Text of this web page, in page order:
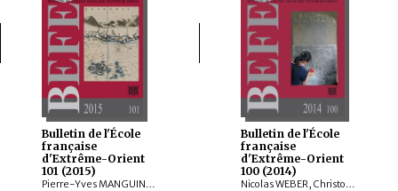
Bulletin de l'École
française
d'Extrême-Orient
101 (2015)
Pierre-Yves MANGUIN, Claudine SALMON , Paola CALANCA, Martin POLKINGHORNE, Amandine LEPOUTRE, Gregory SCHOPEN, Christine LORRE, Janet G. DOUGLAS, Federico CARO, GOH GEOK YIAN , Judith CAMERON, AGUSTIJANTO INDRAJAYA, Angela SCHOTTENHAMMER, CHENG Weichung, BASKORO D. TJAHJONO, Véronique DEGROOT
Bulletin de l'École
française
d'Extrême-Orient
100 (2014)
Nicolas WEBER, Christophe POTTIER, Michela BUSSOTTI, Dominic GOODALL, Michel LORRILLARD, Dominique SOUTIF, Julia ESTEVE, Brice VINCENT, Gerdi GERSCHHEIMER, Martin POLKINGHORNE, Hélène NJOTO, Jean-Baptiste CHEVANCE, Michel ANTELME, Nicolas THOMAS, David BOURGARIT, Grégory KOURILSKY, IYANAGA Nobumi